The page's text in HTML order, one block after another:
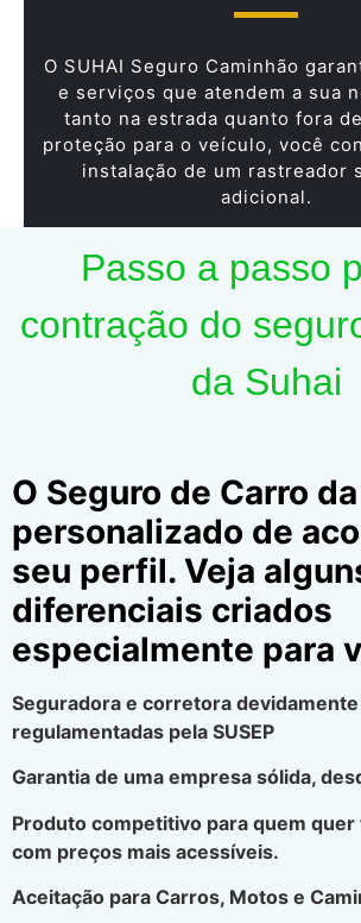
O SUHAI Seguro Caminhão
e serviços que atendem a sua
tanto na estrada quanto fora
proteção para o veículo, você
instalação de um rastreador
adicional.
Passo a passo
contração do
da Suhai
O Seguro de Carro
personalizado de
seu perfil. Veja
diferenciais criados
especialmente para
Seguradora e corretora
regulamentadas pela SUSEP
Garantia de uma empresa sólida,
Produto competitivo para quem
com preços mais acessíveis.
Aceitação para Carros, Motos e